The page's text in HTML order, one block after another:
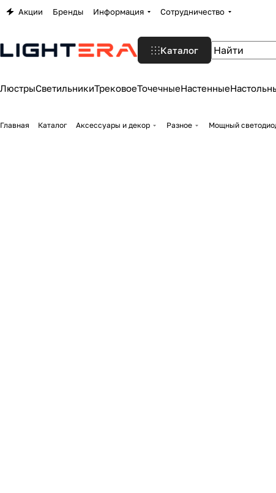
Акции Бренды Информация Сотрудничество
Каталог
ЛюстрыСветильникиТрековоеТочечныеНастенные
Главная Каталог Аксессуары и декор Разное Мощный